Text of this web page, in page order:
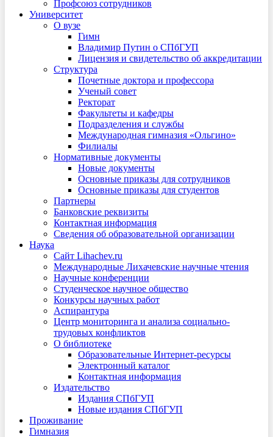
Профсоюз сотрудников
Университет
О вузе
Гимн
Владимир Путин о СПбГУП
Лицензия и свидетельство об аккредитации
Структура
Почетные доктора и профессора
Ученый совет
Ректорат
Факультеты и кафедры
Подразделения и службы
Международная гимназия «Ольгино»
Филиалы
Нормативные документы
Новые документы
Основные приказы для сотрудников
Основные приказы для студентов
Партнеры
Банковские реквизиты
Контактная информация
Сведения об образовательной организации
Наука
Сайт Lihachev.ru
Международные Лихачевские научные чтения
Научные конференции
Студенческое научное общество
Конкурсы научных работ
Аспирантура
Центр мониторинга и анализа социально-
трудовых конфликтов
О библиотеке
Образовательные Интернет-ресурсы
Электронный каталог
Контактная информация
Издательство
Издания СПбГУП
Новые издания СПбГУП
Проживание
Гимназия